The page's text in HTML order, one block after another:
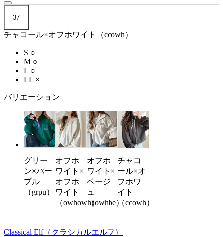
37
チャコール×オフホワイト（ccowh）
S ○
M ○
L ○
LL ×
バリエーション
グリー
ン×パー
プル
（grpu）
オフホ
ワイト×
オフホ
ワイト
（owhowh）
オフホ
ワイト×
ベージ
ュ
（owhbe）
チャコ
ール×オ
フホワ
イト
（ccowh）
Classical Elf（クラシカルエルフ）